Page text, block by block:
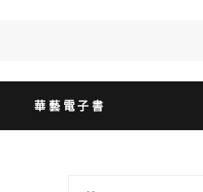
華藝電子書